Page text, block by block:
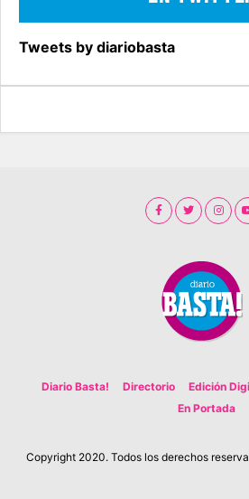
Tweets by diariobasta
Diario Basta! Directorio Edición
En Portada
Copyright 2020. Todos los derechos